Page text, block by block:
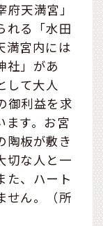
天満宮」
れる「水田
満宮内には
社」があ
して大人
御利益を求
ます。お宮
陶板が敷き
切な人と一
た、ハート
せん。（所